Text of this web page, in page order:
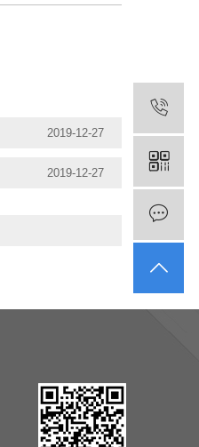
2019-12-27
2019-12-27